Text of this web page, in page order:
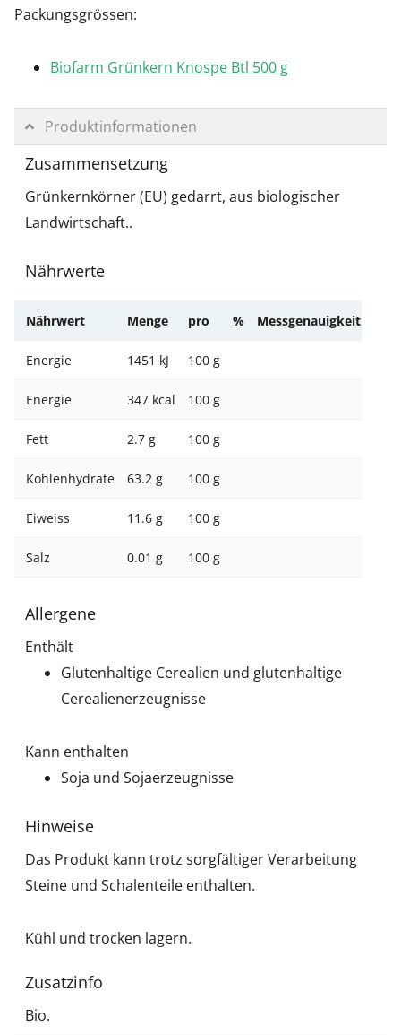
Packungsgrössen:
Biofarm Grünkern Knospe Btl 500 g
Produktinformationen
Zusammensetzung
Grünkernkörner (EU) gedarrt, aus biologischer
Landwirtschaft..
Nährwerte
Nährwert Menge pro % Messgenauigkeit
Energie 1451 kJ 100 g
Energie 347 kcal 100 g
Fett 2.7 g 100 g
Kohlenhydrate 63.2 g 100 g
Eiweiss 11.6 g 100 g
Salz 0.01 g 100 g
Allergene
Enthält
Glutenhaltige Cerealien und glutenhaltige
Cerealienerzeugnisse
Kann enthalten
Soja und Sojaerzeugnisse
Hinweise
Das Produkt kann trotz sorgfältiger Verarbeitung
Steine und Schalenteile enthalten.
Kühl und trocken lagern.
Zusatzinfo
Bio.